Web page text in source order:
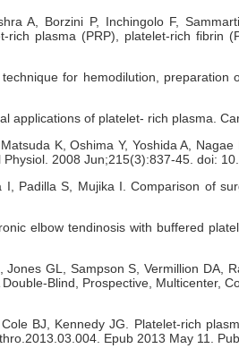
A, Borzini P, Inchingolo F,
rich plasma (PRP), platelet-rich fibrin
for hemodilution,
applications of platelet- rich plasma.
K, Oshima Y, Yoshida A,
2008 Jun;215(3):837-45. doi:
I, Padilla S, Mujika I. Comparison of
elbow tendinosis with buffered
Jones GL, Sampson S, Vermillion DA,
Blind, Prospective, Multicenter,
BJ, Kennedy JG. Platelet-rich
Epub 2013 May 11.